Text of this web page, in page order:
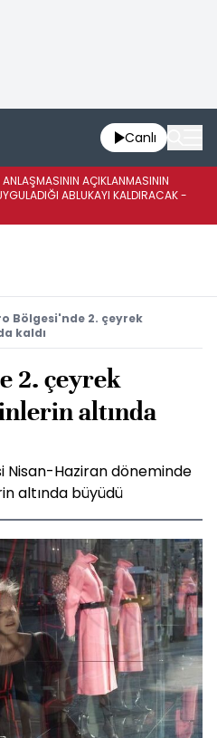
Canlı
AÇIKLANMASININ
ABLUKAYI KALDIRACAK -
Bölgesi'nde 2. çeyrek
kaldı
2. çeyrek
altında
Nisan-Haziran döneminde
altında büyüdü